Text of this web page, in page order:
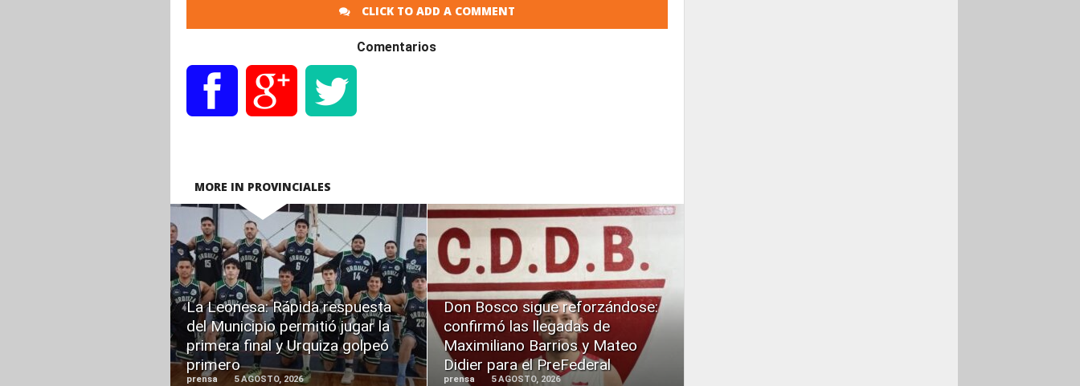
CLICK TO ADD A COMMENT
Comentarios
MORE IN PROVINCIALES
La Leonesa: Rápida respuesta
del Municipio permitió jugar la
primera final y Urquiza golpeó
primero
prensa 5 AGOSTO, 2026
READ
MORE
Don Bosco sigue reforzándose:
confirmó las llegadas de
Maximiliano Barrios y Mateo
Didier para el PreFederal
prensa 5 AGOSTO, 2026
READ
MORE